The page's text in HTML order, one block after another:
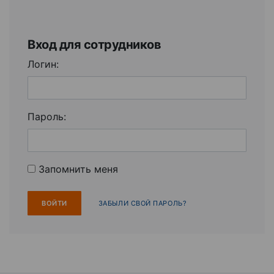
Вход для сотрудников
Логин:
Пароль:
Запомнить меня
ЗАБЫЛИ СВОЙ ПАРОЛЬ?